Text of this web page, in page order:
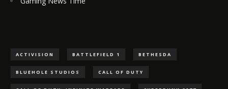
ACTIVISION BATTLEFIELD 1 BETHESDA
BLUEHOLE STUDIOS CALL OF DUTY